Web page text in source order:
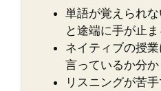
単語が覚えられ
と途端に手が止ま
ネイティブの授
言っているか分
リスニングが苦